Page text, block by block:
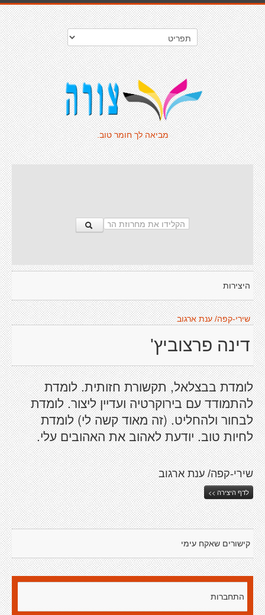
מביאה לך חומר טוב.
היצירות
שירי-קפה/ ענת ארגוב
דינה פרצוביץ'
לומדת בבצלאל, תקשורת חזותית. לומדת
להתמודד עם בירוקרטיה ועדיין ליצור. לומדת
לבחור ולהחליט. (זה מאוד קשה לי) לומדת
לחיות טוב. יודעת לאהוב את האהובים עלי.
שירי-קפה/ ענת ארגוב
לדף היצירה >>
קישורים שאקח עימי
התחברות